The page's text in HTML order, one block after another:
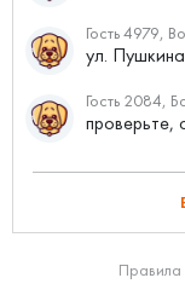
Гость 4979,
ул.